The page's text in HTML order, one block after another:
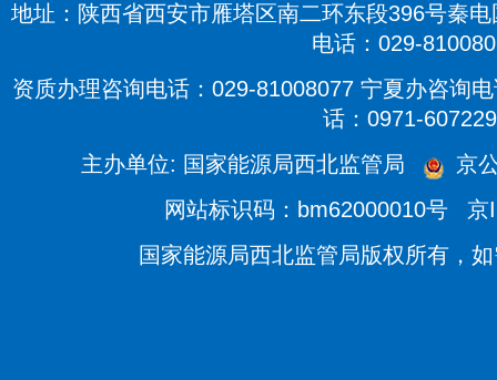
地址：陕西省西安市雁塔区南二环东段396号秦
电话：029-
资质办理咨询电话：029-81008077 宁夏办咨询
话：0971-
主办单位: 国家能源局西北监管局
京
网站标识码：bm62000010号
京
国家能源局西北监管局版权所有，